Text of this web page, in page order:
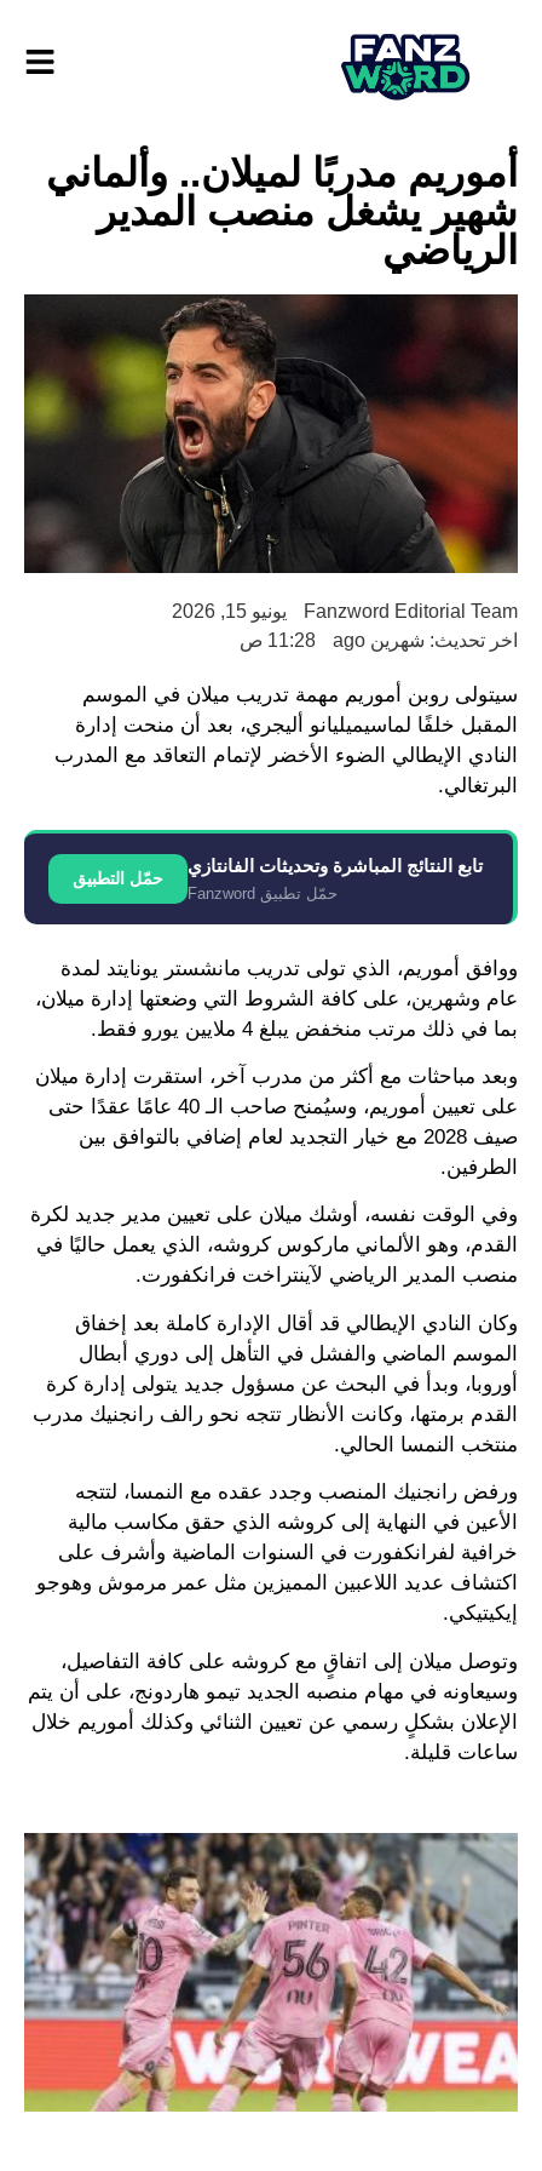
أموريم مدربًا لميلان.. وألماني
شهير يشغل منصب المدير
الرياضي
Fanzword Editorial Team
يونيو 15, 2026
اخر تحديث: شهرين ago
11:28 ص
سيتولى روبن أموريم مهمة تدريب ميلان في الموسم
المقبل خلفًا لماسيميليانو أليجري، بعد أن منحت إدارة
النادي الإيطالي الضوء الأخضر لإتمام التعاقد مع المدرب
البرتغالي.
تابع النتائج المباشرة وتحديثات الفانتازي
حمّل تطبيق Fanzword
حمّل التطبيق
ووافق أموريم، الذي تولى تدريب مانشستر يونايتد لمدة
عام وشهرين، على كافة الشروط التي وضعتها إدارة ميلان،
بما في ذلك مرتب منخفض يبلغ 4 ملايين يورو فقط.
وبعد مباحثات مع أكثر من مدرب آخر، استقرت إدارة ميلان
على تعيين أموريم، وسيُمنح صاحب الـ 40 عامًا عقدًا حتى
صيف 2028 مع خيار التجديد لعام إضافي بالتوافق بين
الطرفين.
وفي الوقت نفسه، أوشك ميلان على تعيين مدير جديد لكرة
القدم، وهو الألماني ماركوس كروشه، الذي يعمل حاليًا في
منصب المدير الرياضي لآينتراخت فرانكفورت.
وكان النادي الإيطالي قد أقال الإدارة كاملة بعد إخفاق
الموسم الماضي والفشل في التأهل إلى دوري أبطال
أوروبا، وبدأ في البحث عن مسؤول جديد يتولى إدارة كرة
القدم برمتها، وكانت الأنظار تتجه نحو رالف رانجنيك مدرب
منتخب النمسا الحالي.
ورفض رانجنيك المنصب وجدد عقده مع النمسا، لتتجه
الأعين في النهاية إلى كروشه الذي حقق مكاسب مالية
خرافية لفرانكفورت في السنوات الماضية وأشرف على
اكتشاف عديد اللاعبين المميزين مثل عمر مرموش وهوجو
إيكيتيكي.
وتوصل ميلان إلى اتفاقٍ مع كروشه على كافة التفاصيل،
وسيعاونه في مهام منصبه الجديد تيمو هاردونج، على أن يتم
الإعلان بشكلٍ رسمي عن تعيين الثنائي وكذلك أموريم خلال
ساعات قليلة.